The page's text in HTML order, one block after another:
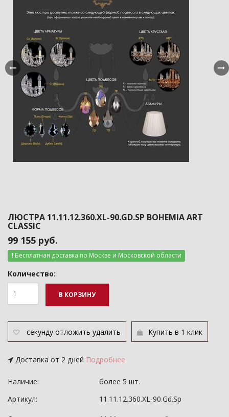
ЛЮСТРА 11.11.12.360.XL-90.GD.SP BOHEMIA ART
CLASSIC
99 155 руб.
Бесплатная доставка по Москве и Московской области
Количество:
В КОРЗИНУ
секунду отложить удалить Купить в 1 клик
Доставка от 2 дней Подробнее
Наличие:
более 5 шт.
Артикул:
11.11.12.360.XL-90.Gd.Sp